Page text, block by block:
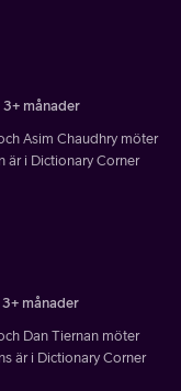
månader
Asim Chaudhry möter
är i Dictionary Corner
månader
Dan Tiernan möter
är i Dictionary Corner